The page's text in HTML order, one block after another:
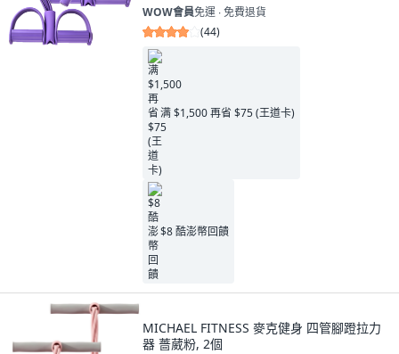
WOW會員免運 ∙ 免費退貨
(44)
满 $1,500 再省 $75 (王道卡)
$8 酷澎幣回饋
MICHAEL FITNESS 麥克健身 四管腳蹬拉力
器 薔葳粉, 2個